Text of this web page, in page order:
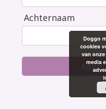
Achternaam
Doggo
cookies
van
media